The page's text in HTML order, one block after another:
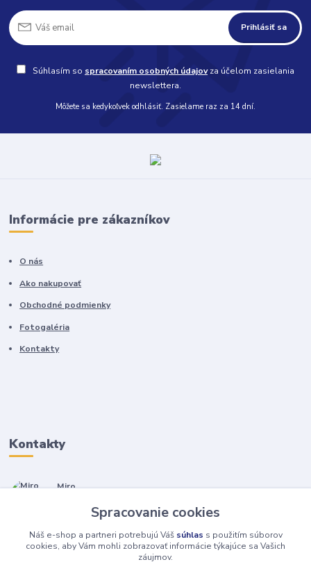
Prihlásiť sa
Súhlasím so spracovaním osobných údajovza účelom zasielania
newslettera.
Môžete sa kedykoľvek odhlásiť. Zasielame raz za 14 dní.
Informácie pre zákazníkov
O nás
Ako nakupovať
Obchodné podmienky
Fotogaléria
Kontakty
Kontakty
Miro
(Po-Pia, 7-17 hod.)
isopneumatiky@isopneumatiky.sk
Spracovanie cookies
Náš e-shop a partneri potrebujú Váš súhlas s použitím súborov
cookies, aby Vám mohli zobrazovať informácie týkajúce sa Vašich
záujmov.